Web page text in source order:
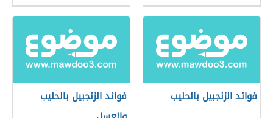
فوائد الزنجبيل بالحليب
فوائد الزنجبيل بالحليب